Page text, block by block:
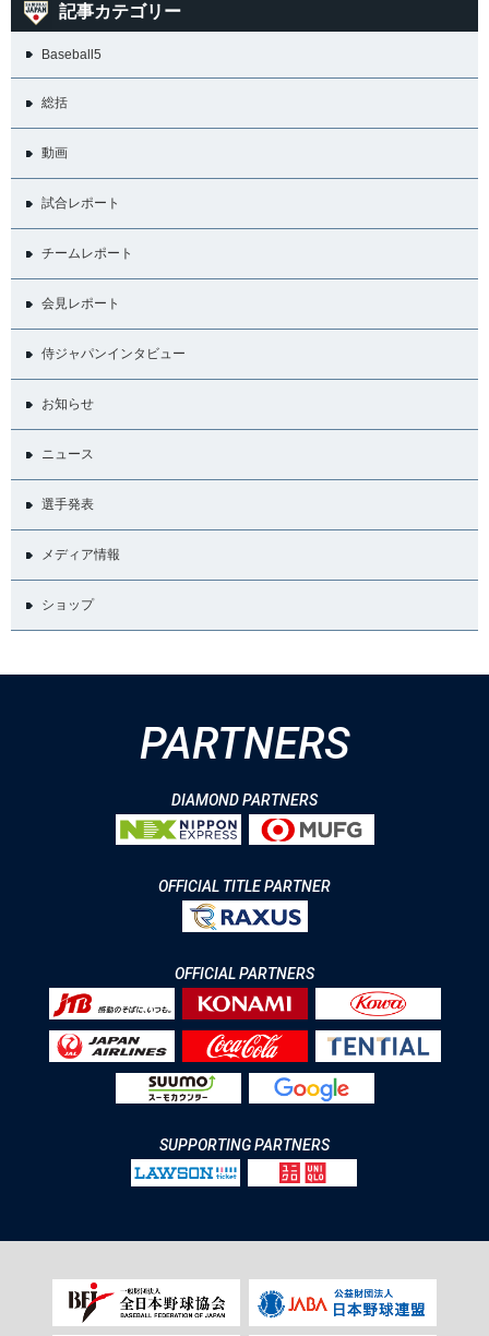
記事カテゴリー
Baseball5
総括
動画
試合レポート
チームレポート
会見レポート
侍ジャパンインタビュー
お知らせ
ニュース
選手発表
メディア情報
ショップ
PARTNERS
DIAMOND PARTNERS
OFFICIAL TITLE PARTNER
OFFICIAL PARTNERS
SUPPORTING PARTNERS